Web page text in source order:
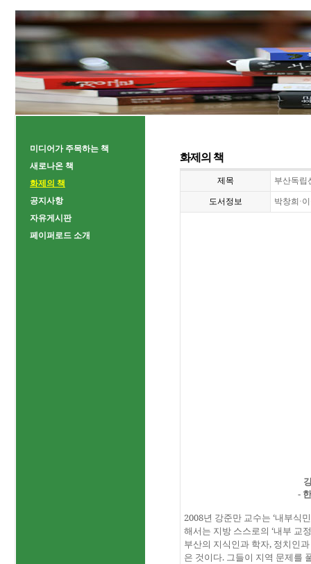
미디어가 주목하는 책
새로나온 책
화제의 책
공지사항
자유게시판
페이퍼로드 소개
화제의 책
제목 부산독립
도서정보 박창희·
-
2008년 강준만 교수는 ‘내부식
해서는 지방 스스로의 ‘내부 교
부산의 지식인과 학자, 정치인
은 것이다. 그들이 지역 문제를